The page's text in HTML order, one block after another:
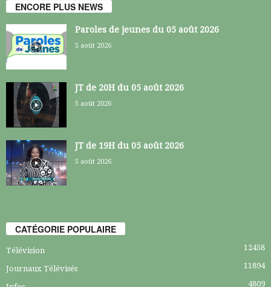
ENCORE PLUS NEWS
Paroles de jeunes du 05 août 2026
5 août 2026
JT de 20H du 05 août 2026
5 août 2026
JT de 19H du 05 août 2026
5 août 2026
CATÉGORIE POPULAIRE
Télévision 12458
Journaux Télévisés 11894
4809